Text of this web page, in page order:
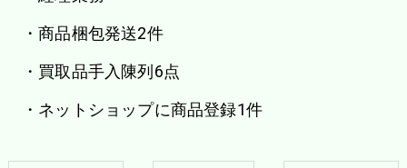
・商品梱包発送2件
・買取品手入陳列6点
・ネットショップに商品登録1件